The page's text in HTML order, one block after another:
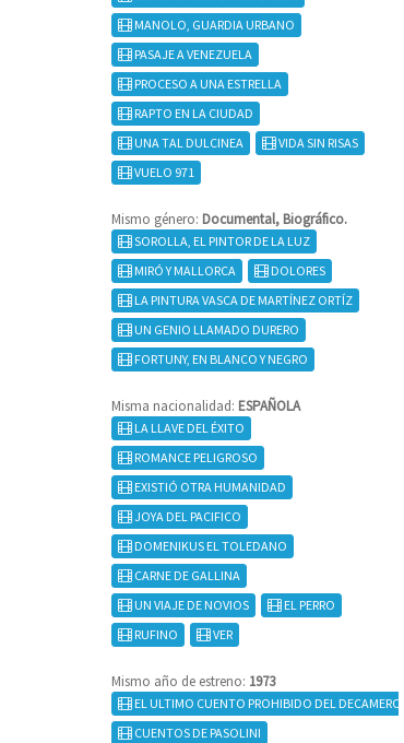
MANOLO, GUARDIA URBANO
PASAJE A VENEZUELA
PROCESO A UNA ESTRELLA
RAPTO EN LA CIUDAD
UNA TAL DULCINEA
VIDA SIN RISAS
VUELO 971
Mismo género: Documental, Biográfico.
SOROLLA, EL PINTOR DE LA LUZ
MIRÓ Y MALLORCA
DOLORES
LA PINTURA VASCA DE MARTÍNEZ ORTÍZ
UN GENIO LLAMADO DURERO
FORTUNY, EN BLANCO Y NEGRO
Misma nacionalidad: ESPAÑOLA
LA LLAVE DEL ÉXITO
ROMANCE PELIGROSO
EXISTIÓ OTRA HUMANIDAD
JOYA DEL PACIFICO
DOMENIKUS EL TOLEDANO
CARNE DE GALLINA
UN VIAJE DE NOVIOS
EL PERRO
RUFINO
VER
Mismo año de estreno: 1973
EL ULTIMO CUENTO PROHIBIDO DEL DECAMERON
CUENTOS DE PASOLINI